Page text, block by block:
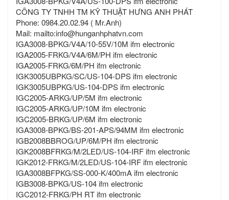
CÔNG TY TNHH TM KỸ THUẬT HƯNG ANH PHÁT
Phone: 0984.20.02.94 ( Mr.Anh)
Mail: mailto:info@hunganhphatvn.com
IGA3008-BPKG/V4A/10-55V/10M ifm electronic
IGA2005-FRKG/V4A/6M/PH ifm electronic
IGA2005-FRKG/6M/PH ifm electronic
IGK3005UBPKG/SC/US-104-DPS ifm electronic
IGK3005UBPKG/US-104-DPS ifm electronic
IGC2005-ARKG/UP/5M ifm electronic
IGC2005-ARKG/UP/10M ifm electronic
IGC2005-BRKG/UP/6M ifm electronic
IGA3008-BPKG/BS-201-APS/94MM ifm electronic
IGB2008BBROG/UP/6M/PH ifm electronic
IGK2008BFRKG/M/2LED/US-104-IRF ifm electronic
IGK2012-FRKG/M/2LED/US-104-IRF ifm electronic
IGA3008BFPKG/SS-000-K/400mA ifm electronic
IGB3008-BPKG/US-104 ifm electronic
IGC2012-FRKG/PH RT ifm electronic